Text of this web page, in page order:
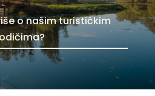
o našim turističkim